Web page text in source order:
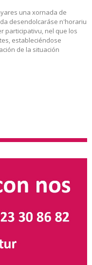
una xornada de
desendolcaráse n'horariu
participativu, nel que los
estableciéndose
de la situación